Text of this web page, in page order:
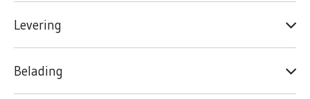
Levering
Belading